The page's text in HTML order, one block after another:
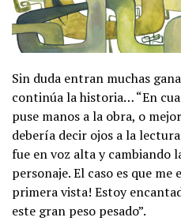
Sin duda entran muchas
continúa la historia… “En
puse manos a la obra, o
debería decir ojos a la
fue en voz alta y cambiando
personaje. El caso es que me
primera vista! Estoy
este gran peso pesado”.